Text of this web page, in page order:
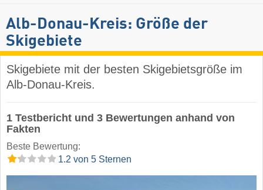
Alb-Donau-Kreis: Größe der
Skigebiete
Skigebiete mit der besten Skigebietsgröße im
Alb-Donau-Kreis.
1 Testbericht und 3 Bewertungen anhand von
Fakten
Beste Bewertung:
1.2 von 5 Sternen